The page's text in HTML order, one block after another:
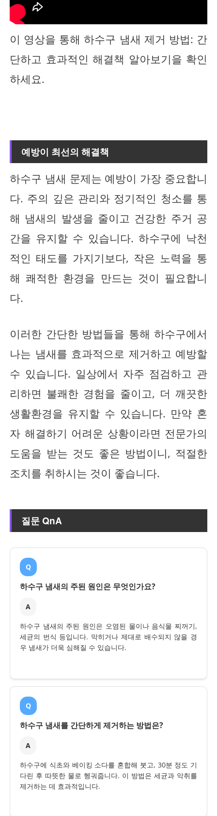
이 영상을 통해 하수구 냄새 제거 방법: 간
단하고 효과적인 해결책 알아보기을 확인
하세요.
예방이 최선의 해결책
하수구 냄새 문제는 예방이 가장 중요합니
다. 주의 깊은 관리와 정기적인 청소를 통
해 냄새의 발생을 줄이고 건강한 주거 공
간을 유지할 수 있습니다. 하수구에 낙천
적인 태도를 가지기보다, 작은 노력을 통
해 쾌적한 환경을 만드는 것이 필요합니
다.
이러한 간단한 방법들을 통해 하수구에서
나는 냄새를 효과적으로 제거하고 예방할
수 있습니다. 일상에서 자주 점검하고 관
리하면 불쾌한 경험을 줄이고, 더 깨끗한
생활환경을 유지할 수 있습니다. 만약 혼
자 해결하기 어려운 상황이라면 전문가의
도움을 받는 것도 좋은 방법이니, 적절한
조치를 취하시는 것이 좋습니다.
질문 QnA
Q
하수구 냄새의 주된 원인은 무엇인가요?
A
하수구 냄새의 주된 원인은 오염된 물이나 음식물 찌꺼기,
세균의 번식 등입니다. 막히거나 제대로 배수되지 않을 경
우 냄새가 더욱 심해질 수 있습니다.
Q
하수구 냄새를 간단하게 제거하는 방법은?
A
하수구에 식초와 베이킹 소다를 혼합해 붓고, 30분 정도 기
다린 후 따뜻한 물로 헹궈줍니다. 이 방법은 세균과 악취를
제거하는 데 효과적입니다.